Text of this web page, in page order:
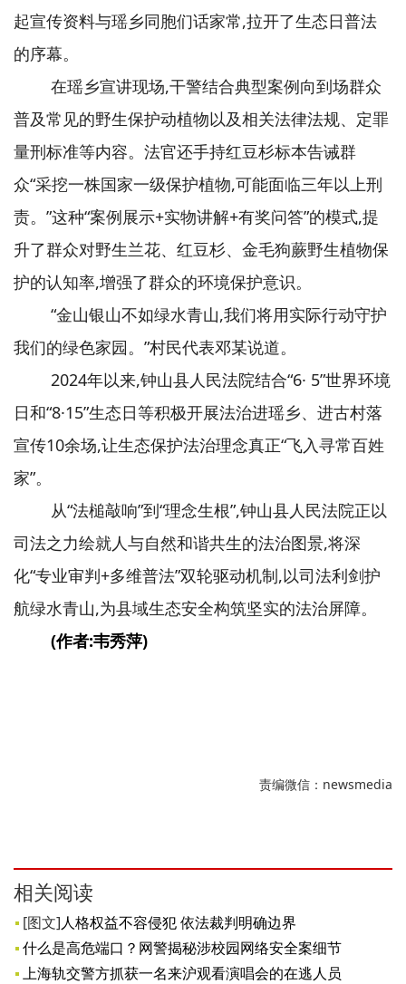
起宣传资料与瑶乡同胞们话家常,拉开了生态日普法
的序幕。
在瑶乡宣讲现场,干警结合典型案例向到场群众
普及常见的野生保护动植物以及相关法律法规、定罪
量刑标准等内容。法官还手持红豆杉标本告诫群
众“采挖一株国家一级保护植物,可能面临三年以上刑
责。”这种“案例展示+实物讲解+有奖问答”的模式,提
升了群众对野生兰花、红豆杉、金毛狗蕨野生植物保
护的认知率,增强了群众的环境保护意识。
“金山银山不如绿水青山,我们将用实际行动守护
我们的绿色家园。”村民代表邓某说道。
2024年以来,钟山县人民法院结合“6· 5”世界环境
日和“8·15”生态日等积极开展法治进瑶乡、进古村落
宣传10余场,让生态保护法治理念真正“飞入寻常百姓
家”。
从“法槌敲响”到“理念生根”,钟山县人民法院正以
司法之力绘就人与自然和谐共生的法治图景,将深
化“专业审判+多维普法”双轮驱动机制,以司法利剑护
航绿水青山,为县域生态安全构筑坚实的法治屏障。
(作者:韦秀萍)
责编微信：newsmedia
相关阅读
[图文]人格权益不容侵犯 依法裁判明确边界
什么是高危端口？网警揭秘涉校园网络安全案细节
上海轨交警方抓获一名来沪观看演唱会的在逃人员